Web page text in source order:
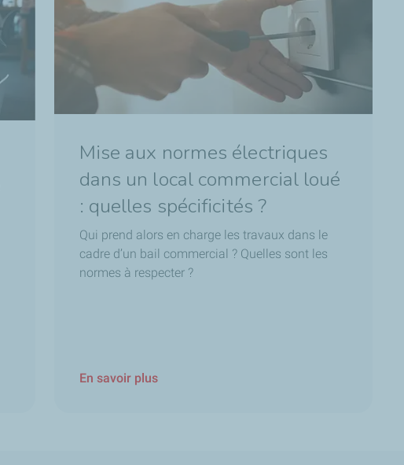
Mise aux normes électriques
dans un local commercial loué
: quelles spécificités ?
Qui prend alors en charge les travaux dans le
cadre d’un bail commercial ? Quelles sont les
normes à respecter ?
En savoir plus